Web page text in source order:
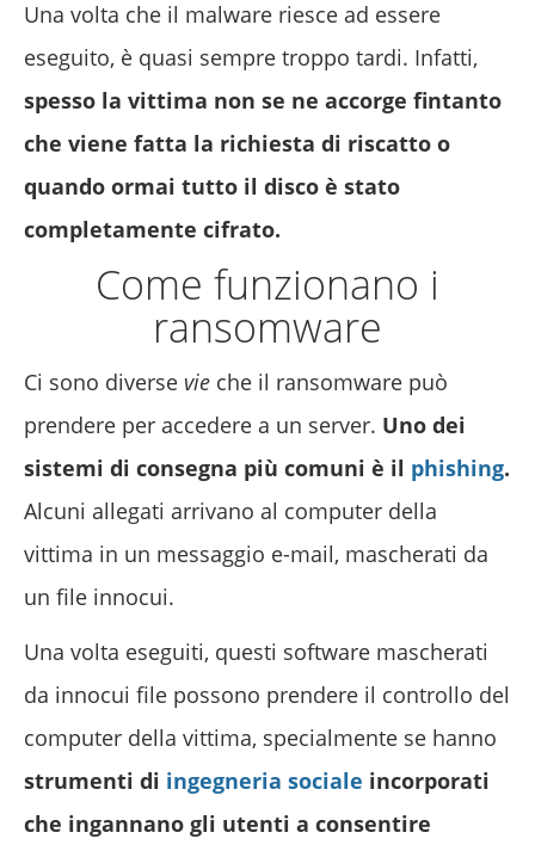
Una volta che il malware riesce ad essere
eseguito, è quasi sempre troppo tardi. Infatti,
spesso la vittima non se ne accorge fintanto
che viene fatta la richiesta di riscatto o
quando ormai tutto il disco è stato
completamente cifrato.
Come funzionano i
ransomware
Ci sono diverse vie che il ransomware può
prendere per accedere a un server. Uno dei
sistemi di consegna più comuni è il phishing.
Alcuni allegati arrivano al computer della
vittima in un messaggio e-mail, mascherati da
un file innocui.
Una volta eseguiti, questi software mascherati
da innocui file possono prendere il controllo del
computer della vittima, specialmente se hanno
strumenti di ingegneria sociale incorporati
che ingannano gli utenti a consentire